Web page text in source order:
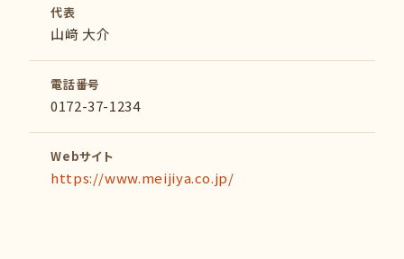
代表
山﨑 大介
電話番号
0172-37-1234
Webサイト
https://www.meijiya.co.jp/